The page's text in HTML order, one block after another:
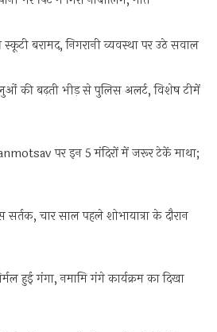
बरामद, निगरानी व्यवस्था पर उठे सवाल
की बढ़ती भीड़ से पुलिस अलर्ट, विशेष टीमें
पर इन 5 मंदिरों में जरूर टेकें माथा;
चार साल पहले शोभायात्रा के दौरान
हुई गंगा, नमामि गंगे कार्यक्रम का दिखा